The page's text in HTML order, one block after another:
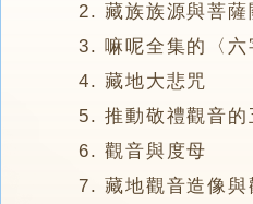
2. 藏族族源與菩薩
3. 嘛呢全集的〈六
4. 藏地大悲咒
5. 推動敬禮觀音的
6. 觀音與度母
7. 藏地觀音造像與